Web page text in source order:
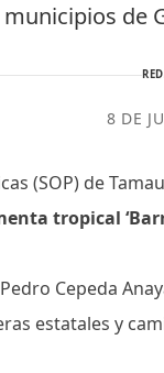
de
8 DE
(SOP) de
tropical
Cepeda
estatales y